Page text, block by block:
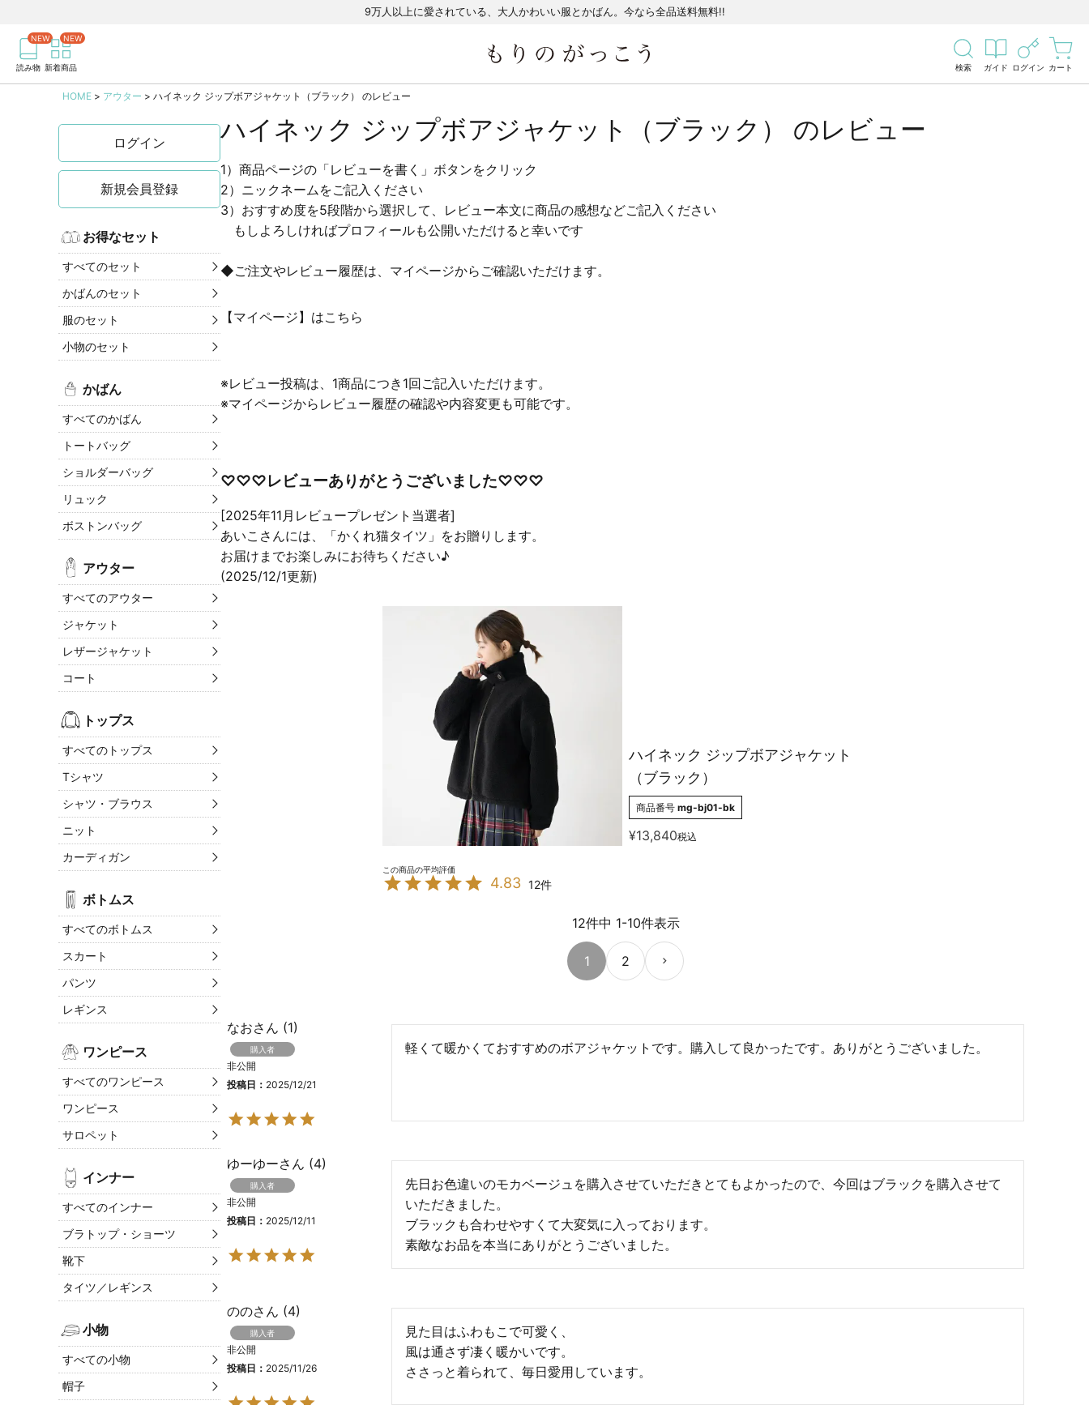
9万人以上に愛されている、大人かわいい服とかばん。今なら全品送料無料!!
読み物 新着商品 検索 ガイド ログイン カート
商品を検索
HOME アウター ハイネック ジップボアジャケット（ブラック） のレビュー
ログイン
新規会員登録
お得なセット
すべてのセット
かばんのセット
服のセット
小物のセット
かばん
すべてのかばん
トートバッグ
ショルダーバッグ
リュック
ボストンバッグ
アウター
すべてのアウター
ジャケット
レザージャケット
コート
トップス
すべてのトップス
Tシャツ
シャツ・ブラウス
ニット
カーディガン
ボトムス
すべてのボトムス
スカート
パンツ
レギンス
ワンピース
すべてのワンピース
ワンピース
サロペット
インナー
すべてのインナー
ブラトップ・ショーツ
靴下
タイツ／レギンス
小物
すべての小物
帽子
ハイネック ジップボアジャケット（ブラック） のレビュー
1）商品ページの「レビューを書く」ボタンをクリック
2）ニックネームをご記入ください
3）おすすめ度を5段階から選択して、レビュー本文に商品の感想などご記入ください
もしよろしければプロフィールも公開いただけると幸いです
◆ご注文やレビュー履歴は、マイページからご確認いただけます。
【マイページ】はこちら
※レビュー投稿は、1商品につき1回ご記入いただけます。
※マイページからレビュー履歴の確認や内容変更も可能です。
♡♡♡レビューありがとうございました♡♡♡
[2025年11月レビュープレゼント当選者]
あいこさんには、「かくれ猫タイツ」をお贈りします。
お届けまでお楽しみにお待ちください♪
(2025/12/1更新)
ハイネック ジップボアジャケット
（ブラック）
商品番号 mg-bj01-bk
¥13,840税込
4.83 12
12件中 1-10件表示
1 2
なお 1
購入者
非公開
投稿日
2025/12/21
軽くて暖かくておすすめのボアジャケットです。購入して良かったです。ありがとうございました。
ゆーゆー 4
購入者
非公開
投稿日
2025/12/11
先日お色違いのモカベージュを購入させていただきとてもよかったので、今回はブラックを購入させて
いただきました。
ブラックも合わせやすくて大変気に入っております。
素敵なお品を本当にありがとうございました。
のの 4
購入者
非公開
投稿日
2025/11/26
見た目はふわもこで可愛く、
風は通さず凄く暖かいです。
ささっと着られて、毎日愛用しています。